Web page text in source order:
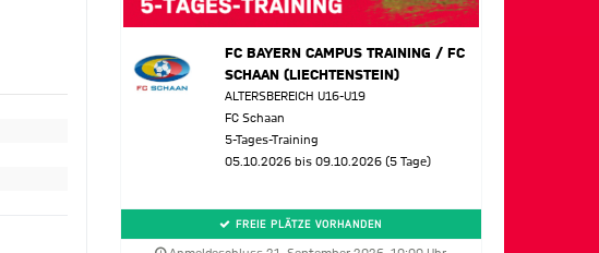
FC BAYERN CAMPUS TRAINING / FC
SCHAAN (LIECHTENSTEIN)
ALTERSBEREICH U16-U19
FC Schaan
5-Tages-Training
05.10.2026 bis 09.10.2026 (5 Tage)
FREIE PLÄTZE VORHANDEN